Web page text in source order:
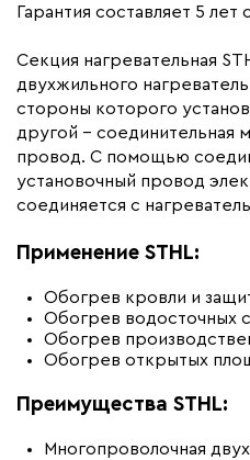
Срок службы(год)
Тип кабеля
Коллекция
Бренд
Материал
Минимальный радиус изгиба
Гарантия составляет 5
Секция нагревательная
двухжильного
стороны которого
другой – соединительная
провод. С помощью
установочный провод
соединяется с
Применение STHL:
Обогрев кровли и
Обогрев водосточных
Обогрев
Обогрев открытых
Преимущества STHL:
Многопроволочная